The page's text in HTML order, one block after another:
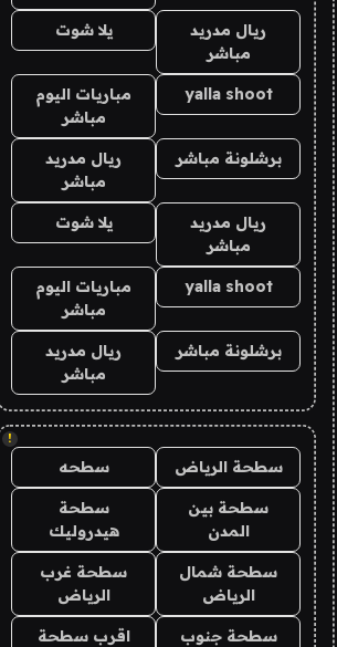
ريال مدريد
مباشر
يلا شوت
yalla shoot
مباريات اليوم
مباشر
برشلونة مباشر
ريال مدريد
مباشر
ريال مدريد
مباشر
يلا شوت
yalla shoot
مباريات اليوم
مباشر
برشلونة مباشر
ريال مدريد
مباشر
!
سطحة الرياض سطحه
سطحة بين
المدن
سطحة
هيدروليك
سطحة شمال
الرياض
سطحة غرب
الرياض
سطحة جنوب
اقرب سطحة